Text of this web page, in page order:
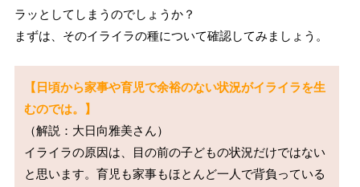
ラッとしてしまうのでしょうか？
まずは、そのイライラの種について確認してみましょう。
【日頃から家事や育児で余裕のない状況がイライラを生
むのでは。】
（解説：大日向雅美さん）
イライラの原因は、目の前の子どもの状況だけではない
と思います。育児も家事もほとんど一人で背負っている